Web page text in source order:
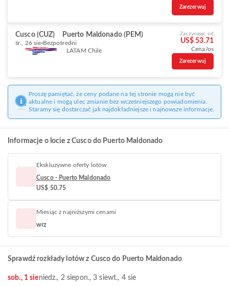
Zarezerwuj
Cusco (CUZ) Puerto Maldonado (PEM)
śr., 26 sie Bezpośredni
LATAM Chile
Zaczynając od
US$ 53.71
Cena/os
Zarezerwuj
Proszę pamiętać, że ceny podane na tej stronie mogą nie być
aktualne i mogą ulec zmianie bez wcześniejszego powiadomienia.
Staramy się dostarczać jak najdokładniejsze i najnowsze informacje.
Informacje o locie z Cusco do Puerto Maldonado
Ekskluzywne oferty lotów
Cusco - Puerto Maldonado
US$ 50.75
Miesiąc z najniższymi cenami
wrz
Sprawdź rozkłady lotów z Cusco do Puerto Maldonado
sob., 1 sieniedz., 2 siepon., 3 siewt., 4 sie